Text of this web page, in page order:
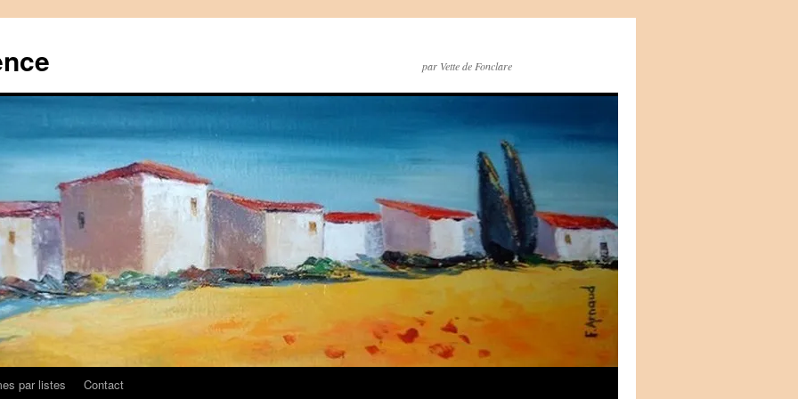
par Vette de Fonclare
par listes Contact